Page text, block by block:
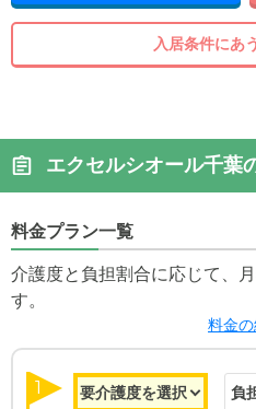
入居条件にあ
エクセルシオール千葉
料金プラン一覧
介護度と負担割合に応じて、
す。
料金
1